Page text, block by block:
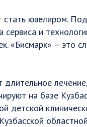
ювелиром.
и
«Бисмарк» – это
на базе
детской